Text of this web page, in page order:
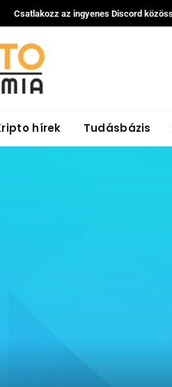
Csatlakozz az ingyenes Discord
hírek Tudásbázis